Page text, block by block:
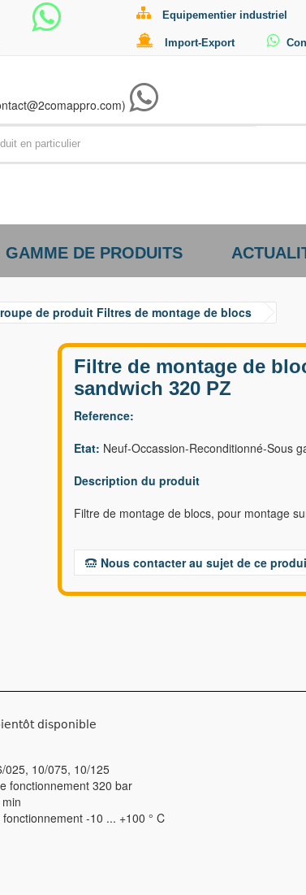
Equipementier industriel
Import-Export
GAMME DE PRODUITS
de produit Filtres de montage de blocs
Filtre de montage de
sandwich 320 PZ
Reference:
Etat: Neuf-Occassion-Reconditionné-Sous
Description du produit
Filtre de montage de blocs, pour montage
Nous contacter au sujet de ce
disponible
025, 10/075, 10/125
fonctionnement 320 bar
-10 ... +100 ° C